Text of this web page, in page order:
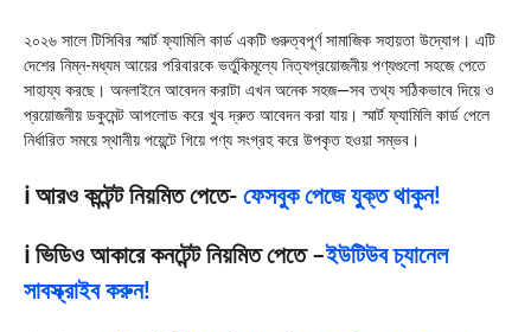
২০২৬ সালে টিসিবির স্মার্ট ফ্যামিলি কার্ড একটি গুরুত্বপূর্ণ সামাজিক সহায়তা উদ্যোগ। এটি
দেশের নিম্ন-মধ্যম আয়ের পরিবারকে ভর্তুকিমূল্যে নিত্যপ্রয়োজনীয় পণ্যগুলো সহজে পেতে
সাহায্য করছে। অনলাইনে আবেদন করাটা এখন অনেক সহজ—সব তথ্য সঠিকভাবে দিয়ে ও
প্রয়োজনীয় ডকুমেন্ট আপলোড করে খুব দ্রুত আবেদন করা যায়। স্মার্ট ফ্যামিলি কার্ড পেলে
নির্ধারিত সময়ে স্থানীয় পয়েন্টে গিয়ে পণ্য সংগ্রহ করে উপকৃত হওয়া সম্ভব।
ℹ️ আরও কন্টেন্ট নিয়মিত পেতে- ফেসবুক পেজে যুক্ত থাকুন!
ℹ️ ভিডিও আকারে কনটেন্ট নিয়মিত পেতে –ইউটিউব চ্যানেল
সাবস্ক্রাইব করুন!